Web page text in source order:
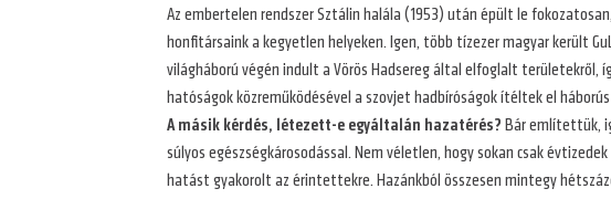
Az embertelen rendszer Sztálin halála (1953) után épült le
honfitársaink a kegyetlen helyeken. Igen, több tízezer magyar került
világháború végén indult a Vörös Hadsereg által elfoglalt területekről,
hatóságok közreműködésével a szovjet hadbíróságok ítéltek el
A másik kérdés, létezett-e egyáltalán hazatérés? Bár említettük,
súlyos egészségkárosodással. Nem véletlen, hogy sokan csak
hatást gyakorolt az érintettekre. Hazánkból összesen mintegy